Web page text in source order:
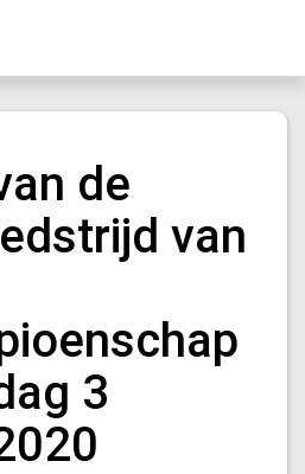
de
van
3